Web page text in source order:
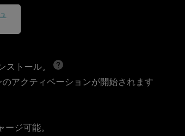
ストール。
アクティベーションが開始されます
ジ可能。